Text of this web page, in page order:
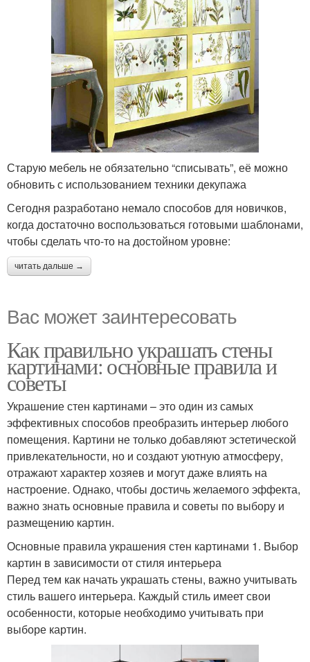
Старую мебель не обязательно “списывать”, её можно
обновить с использованием техники декупажа
Сегодня разработано немало способов для новичков,
когда достаточно воспользоваться готовыми шаблонами,
чтобы сделать что-то на достойном уровне:
читать дальше →
Вас может заинтересовать
Как правильно украшать стены
картинами: основные правила и
советы
Украшение стен картинами – это один из самых
эффективных способов преобразить интерьер любого
помещения. Картини не только добавляют эстетической
привлекательности, но и создают уютную атмосферу,
отражают характер хозяев и могут даже влиять на
настроение. Однако, чтобы достичь желаемого эффекта,
важно знать основные правила и советы по выбору и
размещению картин.
Основные правила украшения стен картинами 1. Выбор
картин в зависимости от стиля интерьера
Перед тем как начать украшать стены, важно учитывать
стиль вашего интерьера. Каждый стиль имеет свои
особенности, которые необходимо учитывать при
выборе картин.